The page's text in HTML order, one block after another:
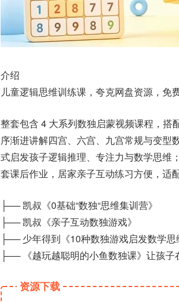
介绍
儿童逻辑思维训练课，夸克网盘资源，免费
整套包含 4 大系列数独启蒙视频课程，
序渐进讲解四宫、六宫、九宫常规与变型
式启发孩子逻辑推理、专注力与数学思维
套课后作业，居家亲子互动练习方便，适
├── 凯叔《0基础“数独“思维集训营》
├── 凯叔《亲子互动数独游戏》
├── 少年得到《10种数独游戏启发数学思
├── 《越玩越聪明的小鱼数独课》让孩子
资源下载